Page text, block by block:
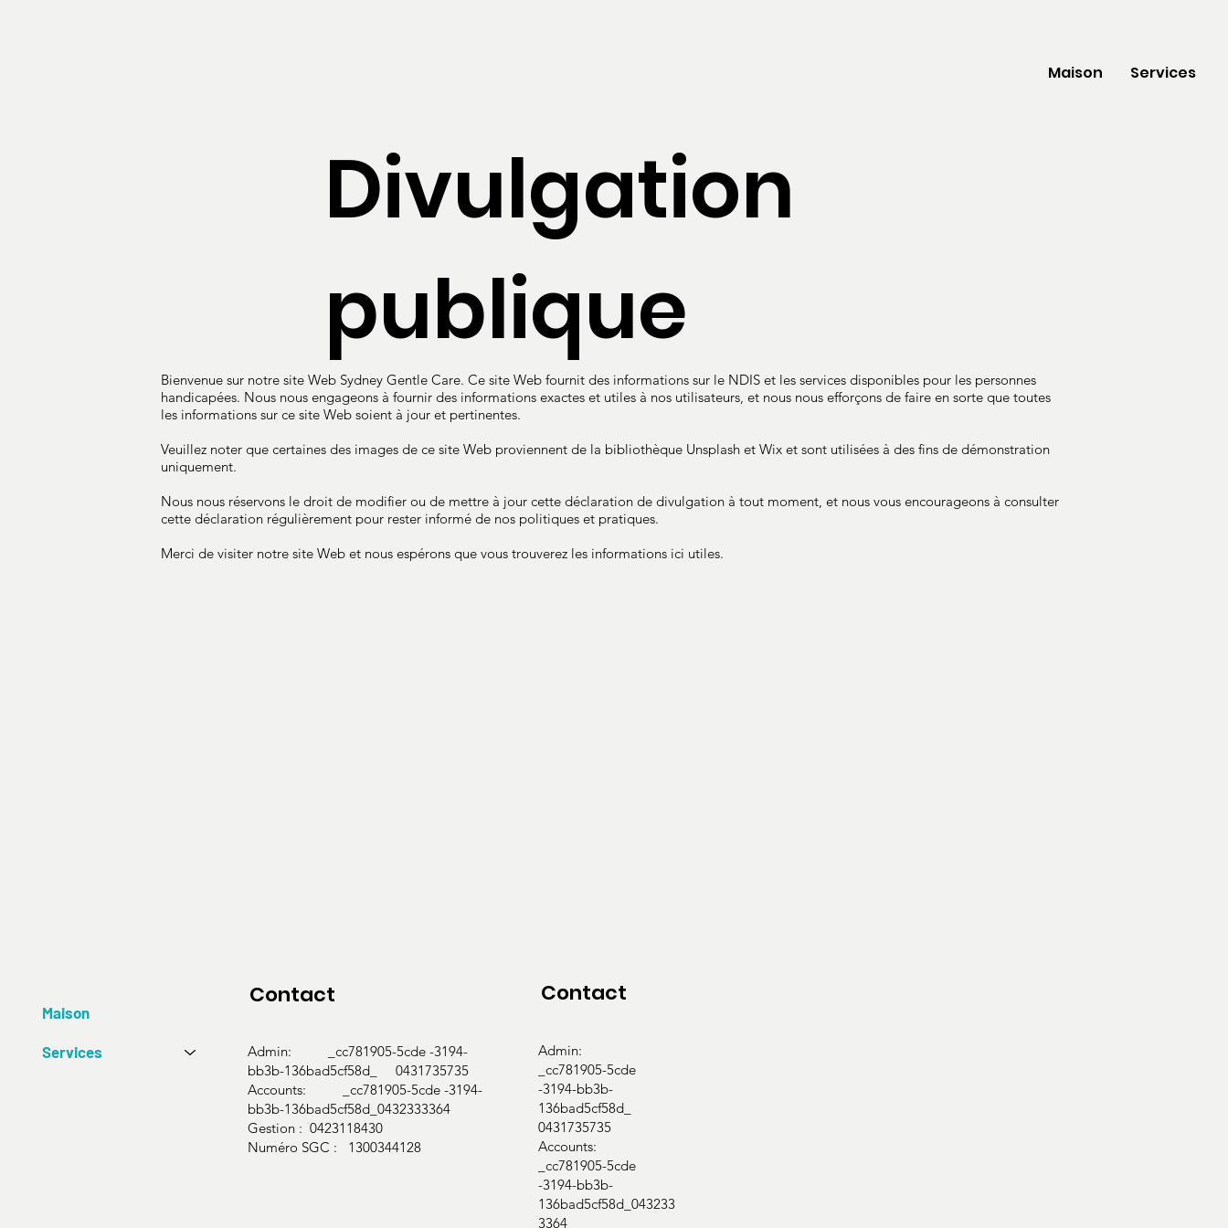
Maison Services
Divulgation
publique
Bienvenue sur notre site Web Sydney Gentle Care. Ce site Web fournit des informations sur le NDIS et les services disponibles pour les personnes
handicapées. Nous nous engageons à fournir des informations exactes et utiles à nos utilisateurs, et nous nous efforçons de faire en sorte que toutes
les informations sur ce site Web soient à jour et pertinentes.
Veuillez noter que certaines des images de ce site Web proviennent de la bibliothèque Unsplash et Wix et sont utilisées à des fins de démonstration
uniquement.
Nous nous réservons le droit de modifier ou de mettre à jour cette déclaration de divulgation à tout moment, et nous vous encourageons à consulter
cette déclaration régulièrement pour rester informé de nos politiques et pratiques.
Merci de visiter notre site Web et nous espérons que vous trouverez les informations ici utiles.
Maison
Services
Contact
Admin: _cc781905-5cde -3194-
bb3b-136bad5cf58d_ 0431735735
Accounts: _cc781905-5cde -3194-
bb3b-136bad5cf58d_0432333364
Gestion : 0423118430
Numéro SGC : 1300344128
Contact
Admin:
_cc781905-5cde
-3194-bb3b-
136bad5cf58d_
0431735735
Accounts:
_cc781905-5cde
-3194-bb3b-
136bad5cf58d_043233
3364